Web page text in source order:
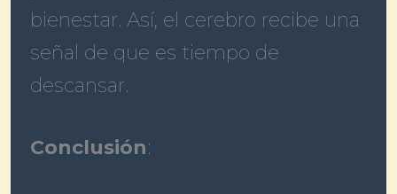
bienestar. Así, el cerebro recibe una
señal de que es tiempo de
descansar.
Conclusión: